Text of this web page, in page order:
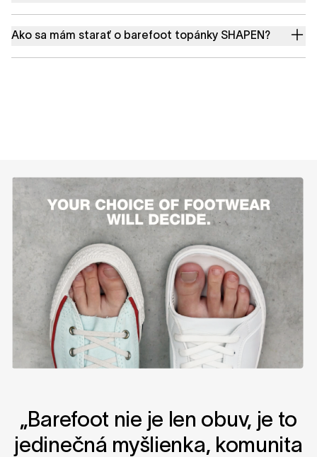
Ako sa mám starať o barefoot topánky SHAPEN?
„Barefoot nie je len obuv, je to
jedinečná myšlienka, komunita